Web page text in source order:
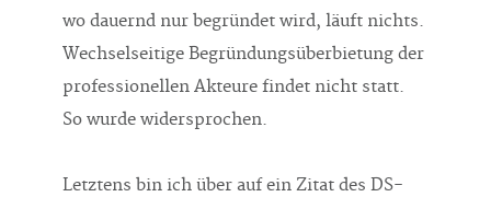
wo dauernd nur begründet wird, läuft nichts.
Wechselseitige Begründungsüberbietung der
professionellen Akteure findet nicht statt.
So wurde widersprochen.
Letztens bin ich über auf ein Zitat des DS-